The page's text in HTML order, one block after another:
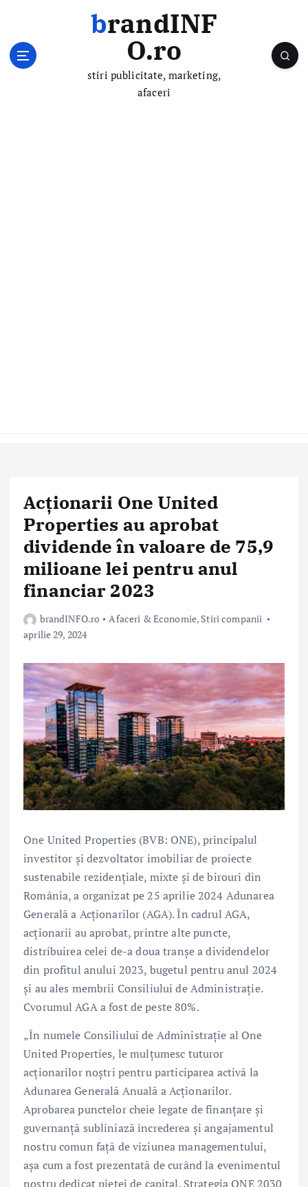
brandINF
O.ro
stiri publicitate, marketing,
afaceri
Acționarii One United
Properties au aprobat
dividende în valoare de 75,9
milioane lei pentru anul
financiar 2023
brandINFO.ro Afaceri & Economie, Stiri companii
aprilie 29, 2024
One United Properties (BVB: ONE), principalul
investitor și dezvoltator imobiliar de proiecte
sustenabile rezidențiale, mixte și de birouri din
România, a organizat pe 25 aprilie 2024 Adunarea
Generală a Acționarilor (AGA). În cadrul AGA,
acționarii au aprobat, printre alte puncte,
distribuirea celei de-a doua tranșe a dividendelor
din profitul anului 2023, bugetul pentru anul 2024
și au ales membrii Consiliului de Administrație.
Cvorumul AGA a fost de peste 80%.
„În numele Consiliului de Administrație al One
United Properties, le mulțumesc tuturor
acționarilor noștri pentru participarea activă la
Adunarea Generală Anuală a Acționarilor.
Aprobarea punctelor cheie legate de finanțare și
guvernanță subliniază încrederea și angajamentul
nostru comun față de viziunea managementului,
așa cum a fost prezentată de curând la evenimentul
nostru dedicat pieței de capital. Strategia ONE 2030